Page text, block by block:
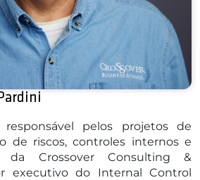
pelos projetos de
de riscos, controles internos e
da Crossover Consulting &
executivo do Internal Control